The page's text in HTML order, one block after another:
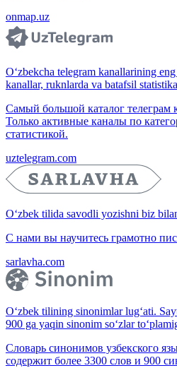
onmap.uz
O‘zbekcha telegram kanallarining
kanallar, ruknlarda va batafsil
Самый большой каталог телеграм
Только активные каналы по
статистикой.
uztelegram.com
O‘zbek tilida savodli yozishni biz
С нами вы научитесь грамотно
sarlavha.com
O‘zbek tilining sinonimlar lug‘ati.
900 ga yaqin sinonim so‘zlar
Словарь синонимов узбекского
содержит более 3300 слов и 900